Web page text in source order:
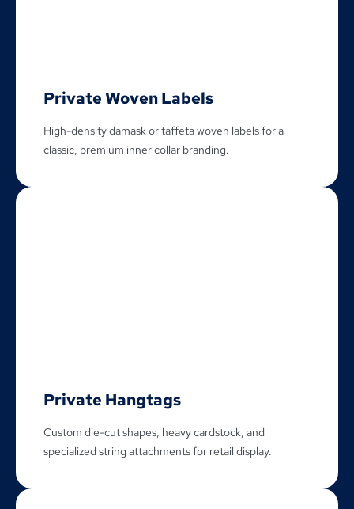
Private Woven Labels
High-density damask or taffeta woven labels for a
classic, premium inner collar branding.
Private Hangtags
Custom die-cut shapes, heavy cardstock, and
specialized string attachments for retail display.